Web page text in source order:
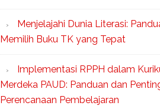
Menjelajahi Dunia Literasi:
Memilih Buku TK yang Tepat
Implementasi RPPH dalam
Merdeka PAUD: Panduan dan
Perencanaan Pembelajaran